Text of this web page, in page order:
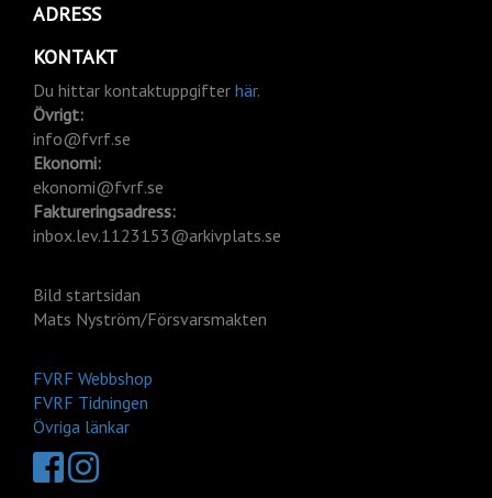
ADRESS
KONTAKT
Du hittar kontaktuppgifter här.
Övrigt:
info@fvrf.se
Ekonomi:
ekonomi@fvrf.se
Faktureringsadress:
inbox.lev.1123153@arkivplats.se
Bild startsidan
Mats Nyström/Försvarsmakten
FVRF Webbshop
FVRF Tidningen
Övriga länkar